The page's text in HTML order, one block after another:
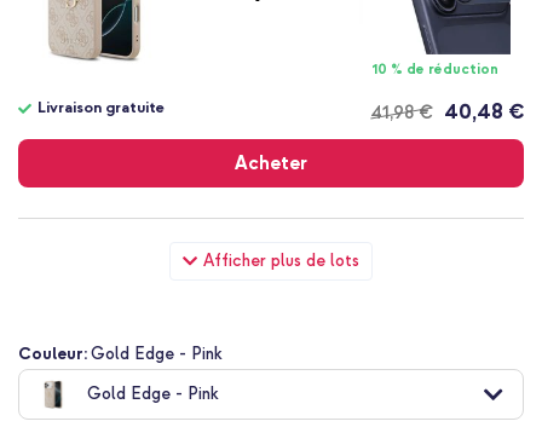
Couleur:Gold Edge - Pink
Gold Edge - Pink
Afficher plus de lots
10 % de réduction
41,98 €
Livraison gratuite 40,48 €
Acheter
gratuite
Guess Coque 4G Metal Logo Backcover Apple iPhone 17 Pro -
Gold Edge - Pink + Wall Charger - Chargeur - Connexion USB-C